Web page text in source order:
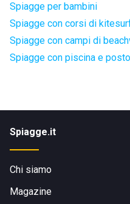
Spiagge per bambini
Spiagge con corsi di
Spiagge con campi di
Spiagge con piscina e
Spiagge.it
Chi siamo
Magazine